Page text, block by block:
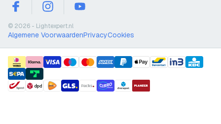
facebookinstagramyoutube
© 2026 - Lightexpert.nl
Algemene VoorwaardenPrivacyCookies
payment methods
shipment methods